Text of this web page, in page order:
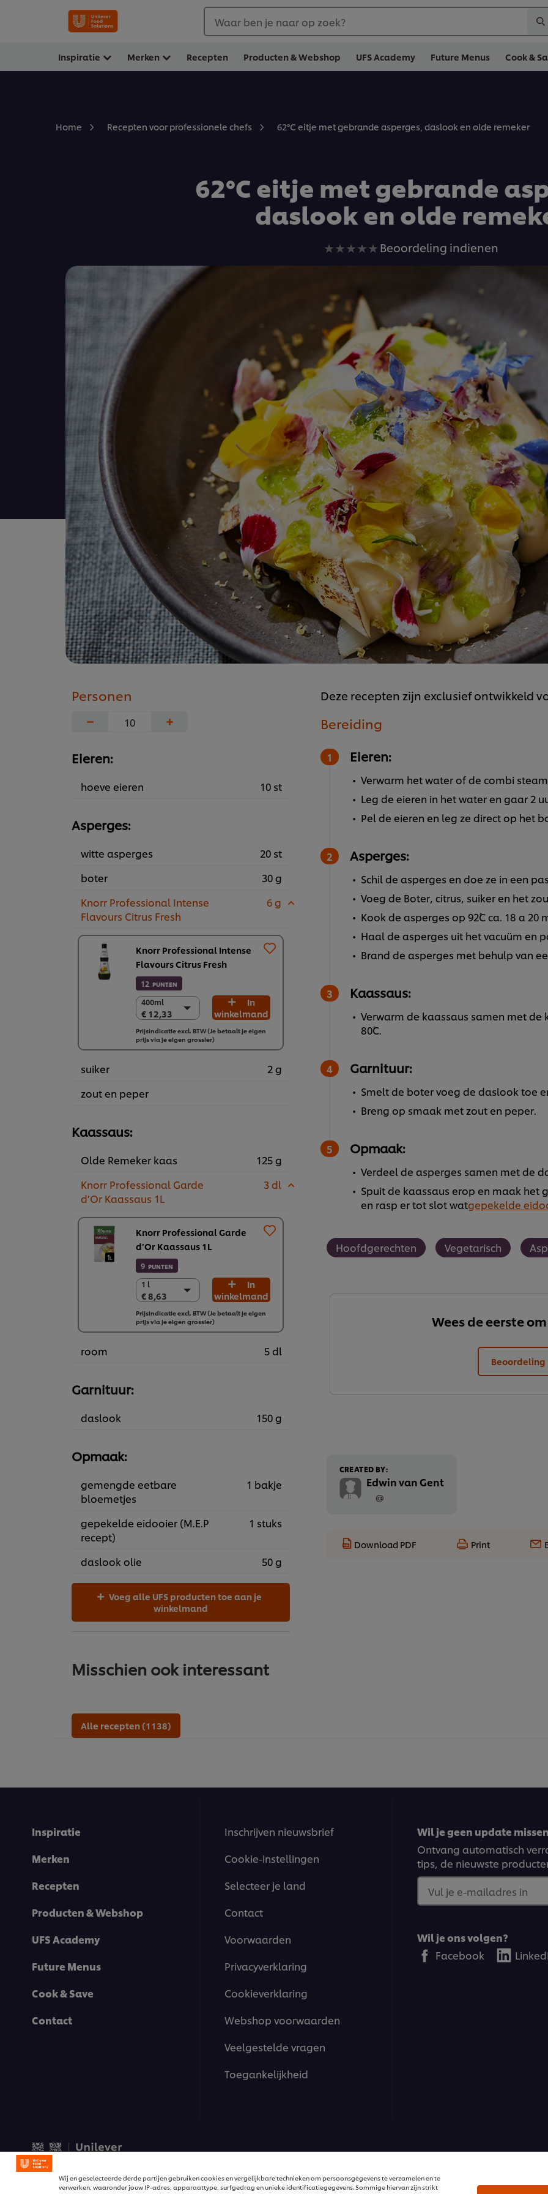
Waar ben je naar op zoek?
Inspiratie Merken Recepten Producten & Webshop UFS Academy Future Menus Cook &
Home Recepten voor professionele chefs 62°C eitje met gebrande asperges, daslook en olde remeker
62°C eitje met gebrande
daslook en olde
Geen
beoordelingen
voor
deze
recipe
Beoordeling indienen
Personen
−
+
Eieren:
hoeve eieren 10 st
Asperges:
witte asperges
20 st
boter
30 g
Knorr Professional Intense
Flavours Citrus Fresh
6 g
Knorr Professional Intense
Flavours Citrus Fresh
12 PUNTEN
400ml
€ 12,33
400ml
€ 12,33
6 x 400ml
€ 73,95
winkelmand
Prijsindicatie excl. BTW (Je betaalt je eigen
prijs via je eigen grossier)
suiker
2 g
zout en peper
Kaassaus:
Olde Remeker kaas
125 g
Knorr Professional Garde
d’Or Kaassaus 1L
3 dl
Knorr Professional Garde
d’Or Kaassaus 1L
9 PUNTEN
1 l
€ 8,63
1 l
€ 8,63
6 x 1 L
€ 51,78
winkelmand
Prijsindicatie excl. BTW (Je betaalt je eigen
prijs via je eigen grossier)
room 5 dl
Garnituur:
daslook 150 g
Opmaak:
gemengde eetbare
bloemetjes
1 bakje
gepekelde eidooier (M.E.P
recept)
1 stuks
daslook olie 50 g
winkelmand
Deze recepten zijn exclusief ontwikkeld
Bereiding
Eieren:
Verwarm het water of de combi
Leg de eieren in het water en gaar 2
Pel de eieren en leg ze direct op het
Asperges:
Schil de asperges en doe ze in een
Voeg de Boter, citrus, suiker en het
Kook de asperges op 92˚C ca. 18 a
Haal de asperges uit het vacuüm en
Brand de asperges met behulp van
Kaassaus:
Verwarm de kaassaus samen met
80˚C.
Garnituur:
Smelt de boter voeg de daslook toe
Breng op smaak met zout en peper.
Opmaak:
Verdeel de asperges samen met de
Spuit de kaassaus erop en maak het
en rasp er tot slot watgepekelde
Hoofdgerechten Vegetarisch
Wees de eerste
Beoordeling
CREATED BY:
Edwin van Gent
@
Download PDF Print
Misschien ook interessant
Alle recepten (1138)
Inspiratie
Merken
Recepten
Producten & Webshop
UFS Academy
Future Menus
Cook & Save
Contact
Inschrijven nieuwsbrief
Cookie-instellingen
Selecteer je land
Contact
Voorwaarden
Privacyverklaring
Cookieverklaring
Webshop voorwaarden
Veelgestelde vragen
Toegankelijkheid
Wil je geen update
Ontvang automatisch
tips, de nieuwste
Vul je e-mailadres in
Wil je ons volgen?
Facebook
Wij en geselecteerde derde partijen gebruiken cookies en vergelijkbare technieken om persoonsgegevens te verzamelen en te
verwerken, waaronder jouw IP-adres, apparaattype, surfgedrag en unieke identificatiegegevens. Sommige hiervan zijn strikt